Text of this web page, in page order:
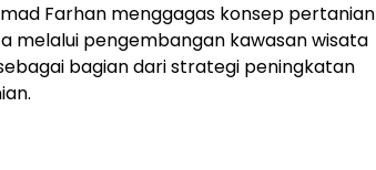
Farhan menggagas konsep pertanian
melalui pengembangan kawasan wisata
bagian dari strategi peningkatan